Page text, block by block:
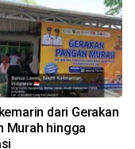
dari Gerakan
Murah hingga